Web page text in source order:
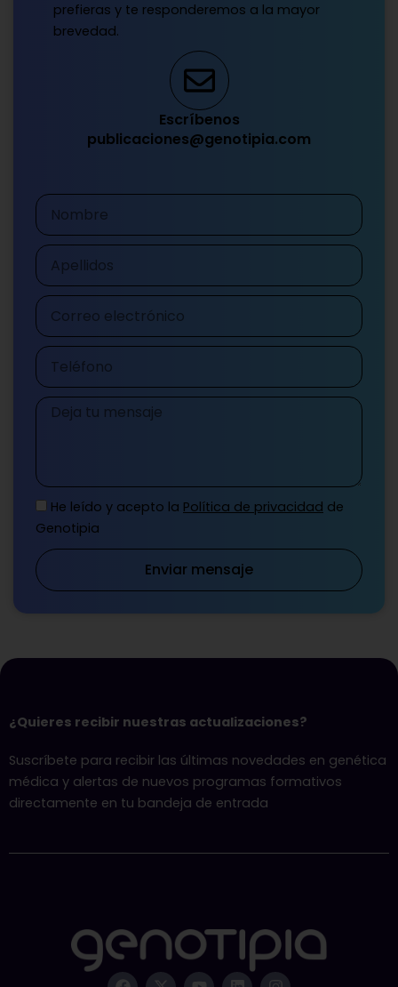
prefieras y te responderemos a la mayor
brevedad.
Escríbenos
publicaciones@genotipia.com
Nombre
Apellidos
Correo
electrónico
Teléfono
Mensaje
He leído y acepto la Política de privacidad de
Genotipia
Enviar mensaje
¿Quieres recibir nuestras actualizaciones?
Suscríbete para recibir las últimas novedades en genética
médica y alertas de nuevos programas formativos
directamente en tu bandeja de entrada
F X Y L I